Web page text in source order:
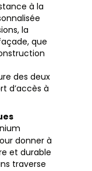
à la
la
que
des deux
d’accès à
donner à
et durable
traverse